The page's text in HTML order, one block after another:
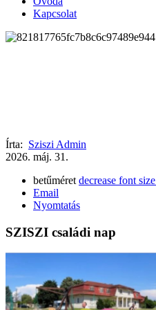
Kapcsolat
Írta: Sziszi Admin
2026. máj. 31.
betűméret decrease font size
Email
Nyomtatás
SZISZI családi nap